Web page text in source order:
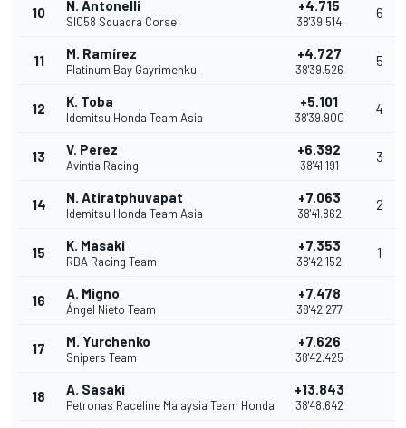
10 N. Antonelli
SIC58 Squadra Corse
+4.715
38'39.514
6
11 M. Ramírez
Platinum Bay Gayrimenkul
+4.727
38'39.526
5
12 K. Toba
Idemitsu Honda Team Asia
+5.101
38'39.900
4
13 V. Perez
Avintia Racing
+6.392
38'41.191
3
14 N. Atiratphuvapat
Idemitsu Honda Team Asia
+7.063
38'41.862
2
15 K. Masaki
RBA Racing Team
+7.353
38'42.152
1
16 A. Migno
Ángel Nieto Team
+7.478
38'42.277
17 M. Yurchenko
Snipers Team
+7.626
38'42.425
18 A. Sasaki
Petronas Raceline Malaysia Team Honda
+13.843
38'48.642